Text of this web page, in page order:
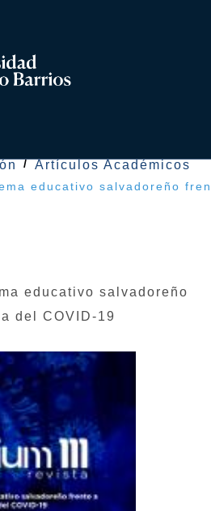
Artículos Académicos
educativo salvadoreño
educativo salvadoreño
del COVID-19